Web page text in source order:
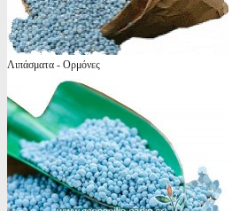
Λιπάσματα - Ορμόνες